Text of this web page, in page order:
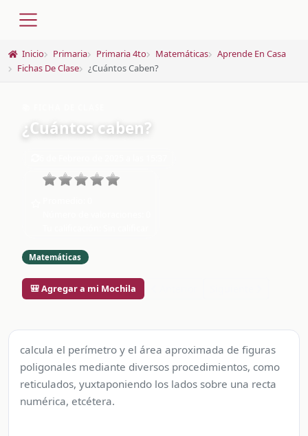
Inicio Primaria Primaria 4to Matemáticas
Aprende En Casa
Fichas De Clase
¿Cuántos Caben?
¿Cuántos caben?
Matemáticas
🎒 Agregar a mi Mochila
calcula el perímetro y el área aproximada de figuras
poligonales mediante diversos procedimientos, como
reticulados, yuxtaponiendo los lados sobre una recta
numérica, etcétera.